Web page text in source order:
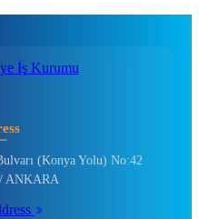
(Konya Yolu) No:42
ANKARA